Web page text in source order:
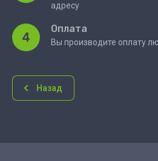
адресу
4
Оплата
Вы производите оплату
Назад